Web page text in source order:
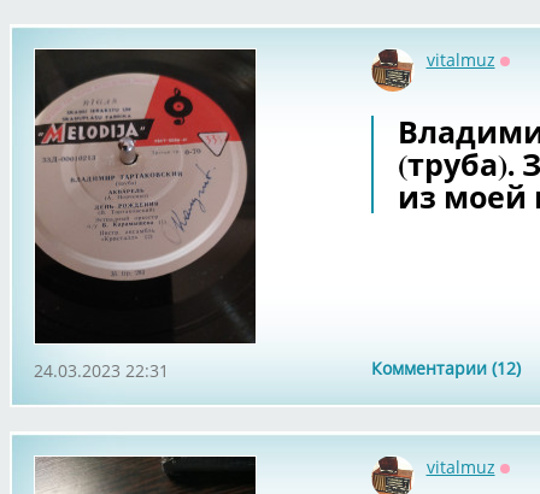
vitalmuz
(труба).
из моей
Комментарии (12)
24.03.2023 22:31
vitalmuz